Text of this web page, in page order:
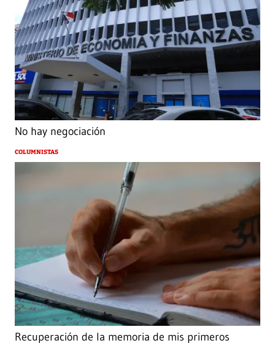
No hay negociación
COLUMNISTAS
Recuperación de la memoria de mis primeros